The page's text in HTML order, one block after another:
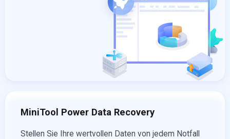
MiniTool Power Data Recovery
Stellen Sie Ihre wertvollen Daten von jedem Notfall